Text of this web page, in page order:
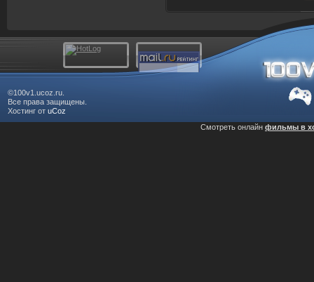
©100v1.ucoz.ru.
Все права защищены.
Хостинг от uCoz
Смотреть онлайн фильмы в